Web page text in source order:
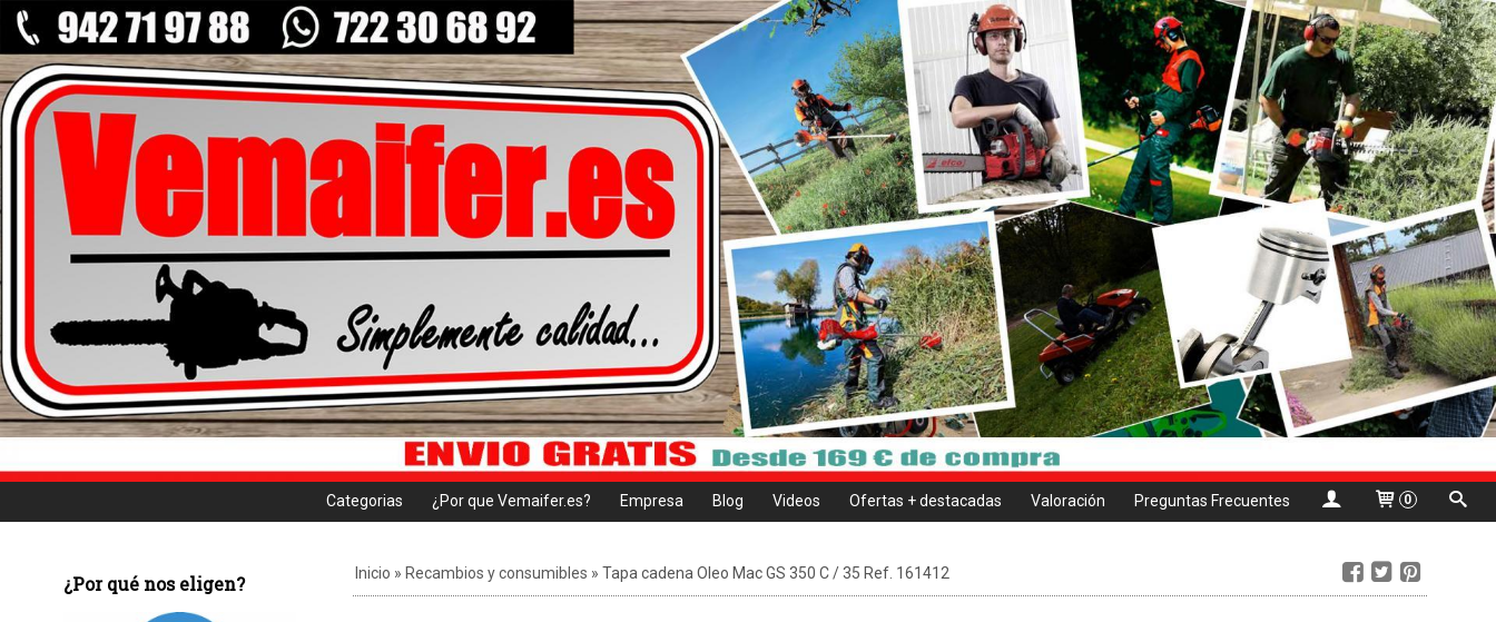
Categorias ¿Por que Vemaifer.es? Empresa Blog Videos Ofertas + destacadas Valoración Preguntas Frecuentes 0
¿Por qué nos eligen? Inicio » Recambios y consumibles » Tapa cadena Oleo Mac GS 350 C / 35 Ref. 161412